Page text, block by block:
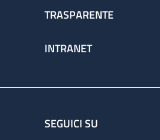
TRASPARENTE
INTRANET
SEGUICI SU